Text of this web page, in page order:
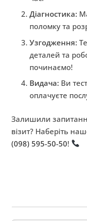
Діагностика:
поломку та
Узгодження:
деталей та
починаємо!
Видача: Ви
оплачуєте
Залишили
візит? Наберіть
(098) 595-50-50!